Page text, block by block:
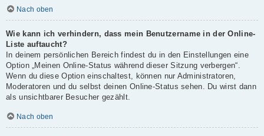
Nach oben
Wie kann ich verhindern, dass mein Benutzername in der Online-
Liste auftaucht?
In deinem persönlichen Bereich findest du in den Einstellungen eine
Option „Meinen Online-Status während dieser Sitzung verbergen“.
Wenn du diese Option einschaltest, können nur Administratoren,
Moderatoren und du selbst deinen Online-Status sehen. Du wirst dann
als unsichtbarer Besucher gezählt.
Nach oben